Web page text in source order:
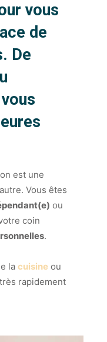
vous
de
De
est une
Vous êtes
ou
coin
.
la cuisine ou
rapidement